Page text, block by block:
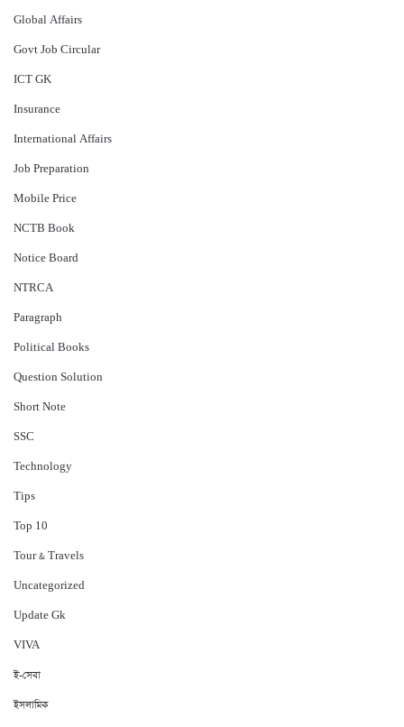
Global Affairs
Govt Job Circular
ICT GK
Insurance
International Affairs
Job Preparation
Mobile Price
NCTB Book
Notice Board
NTRCA
Paragraph
Political Books
Question Solution
Short Note
‍SSC
Technology
Tips
Top 10
Tour & Travels
Uncategorized
Update Gk
VIVA
ই-সেবা
ইসলামিক